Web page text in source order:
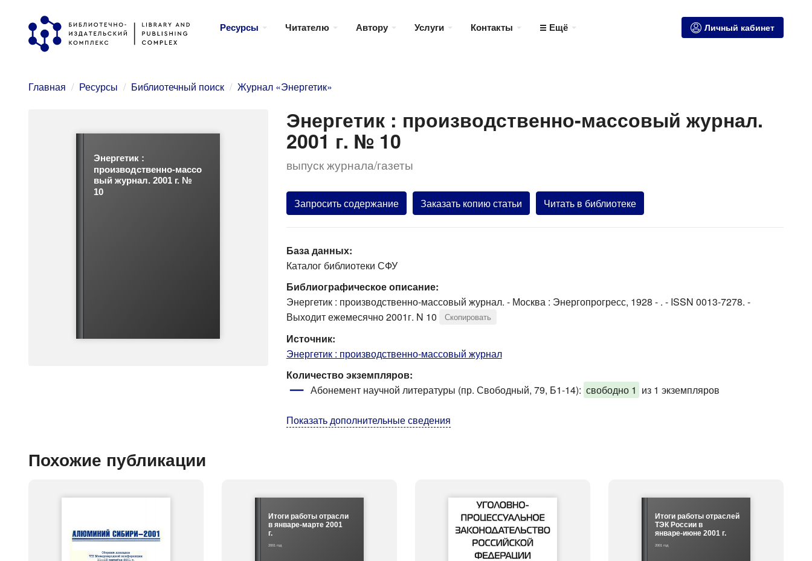
Перейти
основному
Ресурсы Читателю Автору Услуги Контакты Ещё Личный кабинет
Главная Ресурсы Библиотечный поиск Журнал «Энергетик»
Энергетик :
производственно-массо
вый журнал. 2001 г. №
10
Энергетик : производственно-массовый журнал.
2001 г. № 10
выпуск журнала/газеты
Запросить содержание Заказать копию статьи Читать в библиотеке
База данных:
Каталог библиотеки СФУ
Библиографическое описание:
Энергетик : производственно-массовый журнал. - Москва : Энергопрогресс, 1928 - . - ISSN 0013-7278. -
Выходит ежемесячно 2001г. N 10
Скопировать
Источник:
Энергетик : производственно-массовый журнал
Количество экземпляров:
Абонемент научной литературы (пр. Свободный, 79, Б1-14): свободно 1 из 1 экземпляров
Показать дополнительные сведения
Похожие публикации
Итоги работы отрасли
в январе-марте 2001
г.
2001 год
Итоги работы отраслей
ТЭК России в
январе-июне 2001 г.
2001 год